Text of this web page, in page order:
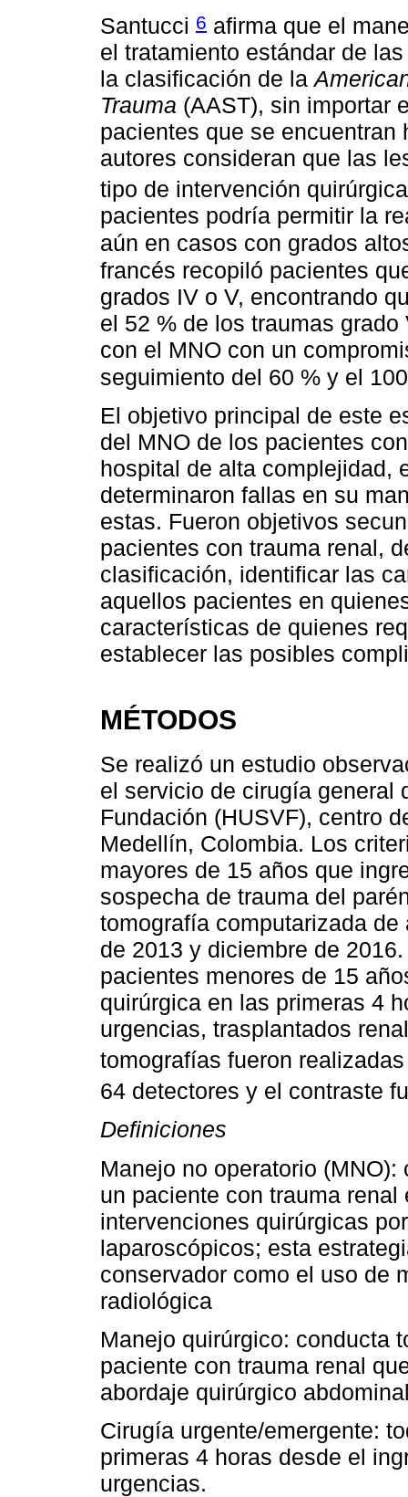
Santucci 6 afirma que el
el tratamiento estándar de
la clasificación de la
Trauma (AAST), sin importar
pacientes que se
autores consideran que las
tipo de intervención
pacientes podría permitir la
aún en casos con grados
francés recopiló pacientes
grados IV o V, encontrando
el 52 % de los traumas
con el MNO con un
seguimiento del 60 % y el
El objetivo principal de este
del MNO de los pacientes
hospital de alta complejidad,
determinaron fallas en su
estas. Fueron objetivos
pacientes con trauma renal,
clasificación, identificar las
aquellos pacientes en
características de quienes
establecer las posibles
MÉTODOS
Se realizó un estudio
el servicio de cirugía general
Fundación (HUSVF), centro
Medellín, Colombia. Los
mayores de 15 años que
sospecha de trauma del
tomografía computarizada
de 2013 y diciembre de
pacientes menores de 15
quirúrgica en las primeras 4
urgencias, trasplantados
tomografías fueron
64 detectores y el contraste
Definiciones
Manejo no operatorio
un paciente con trauma
intervenciones quirúrgicas
laparoscópicos; esta
conservador como el uso de
radiológica
Manejo quirúrgico: conducta
paciente con trauma renal
abordaje quirúrgico
Cirugía urgente/emergente:
primeras 4 horas desde el
urgencias.